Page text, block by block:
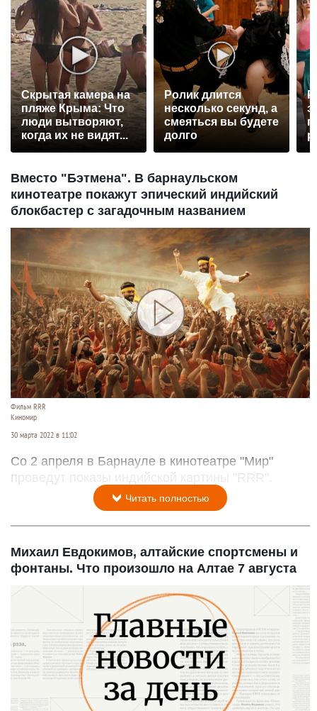
Скрытая камера на
пляже Крыма: Что
люди вытворяют,
когда их не видят...
Ролик длится
несколько секунд, а
смеяться вы будете
долго
Вместо "Бэтмена". В барнаульском
кинотеатре покажут эпический индийский
блокбастер с загадочным названием
Фильм RRR
Киномир
30 марта 2022 в 11:02
Со 2 апреля в Барнауле в кинотеатре "Мир"
проведут показы индийской картины "RRR".
Читать полностью
Михаил Евдокимов, алтайские спортсмены и
фонтаны. Что произошло на Алтае 7 августа